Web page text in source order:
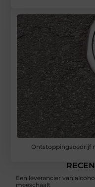
Ontstoppingsbedrijf
Een leverancier van
meeschaalt